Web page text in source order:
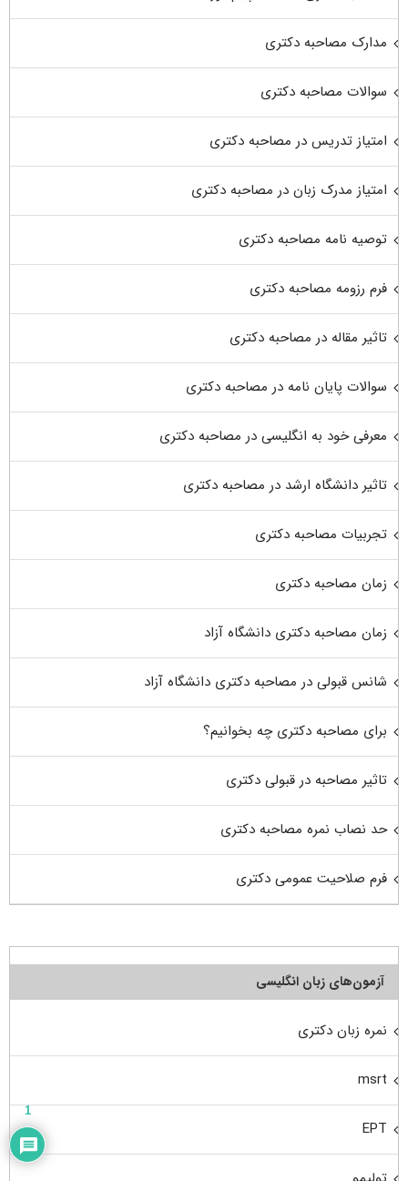
مدارک مصاحبه دکتری
سوالات مصاحبه دکتری
امتیاز تدریس در مصاحبه دکتری
امتیاز مدرک زبان در مصاحبه دکتری
توصیه نامه مصاحبه دکتری
فرم رزومه مصاحبه دکتری
تاثیر مقاله در مصاحبه دکتری
سوالات پایان نامه در مصاحبه دکتری
معرفی خود به انگلیسی در مصاحبه دکتری
تاثیر دانشگاه ارشد در مصاحبه دکتری
تجربیات مصاحبه دکتری
زمان مصاحبه دکتری
زمان مصاحبه دکتری دانشگاه آزاد
شانس قبولی در مصاحبه دکتری دانشگاه آزاد
برای مصاحبه دکتری چه بخوانیم؟
تاثیر مصاحبه در قبولی دکتری
حد نصاب نمره مصاحبه دکتری
فرم صلاحیت عمومی دکتری
آزمون‌های زبان انگلیسی
نمره زبان دکتری
msrt
EPT
1